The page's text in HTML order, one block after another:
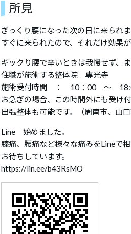
所見
ぎっくり腰になった次の日に来られま
すぐに来られたので、それだけ効果
ギックり腰で辛いときは我慢せず、
住職が施術する整体院 專光寺
施術受付時間 ： 10：00 ～
お急ぎの場合、この時間外にも受け付
出張整体も可能です。（周南市、山
Line 始めました。
膝痛、腰痛など様々な痛みをLineで相
お待ちしています。
https://lin.ee/b43RsMO